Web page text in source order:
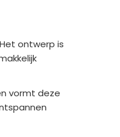
ontwerp is
vormt deze